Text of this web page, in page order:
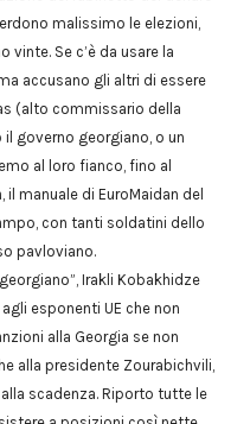
malissimo le elezioni,
vinte. Se c’è da usare la
accusano gli altri di essere
(alto commissario della
governo georgiano, o un
al loro fianco, fino al
manuale di EuroMaidan del
con tanti soldatini dello
pavloviano.
Irakli Kobakhidze
esponenti UE che non
alla Georgia se non
alla presidente Zourabichvili,
scadenza. Riporto tutte le